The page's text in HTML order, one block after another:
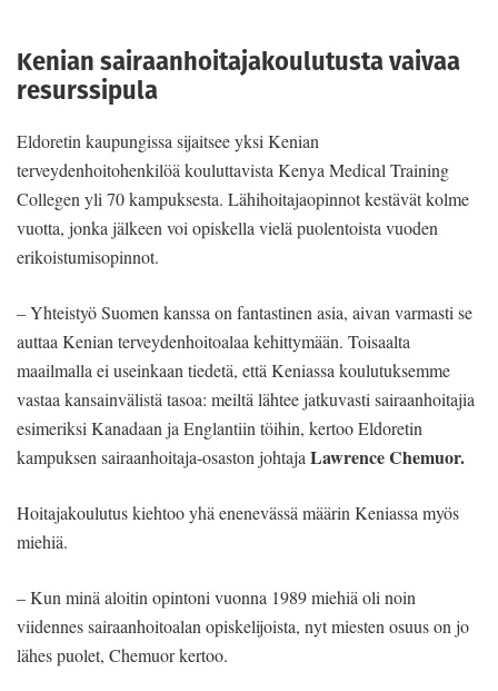
Kenian sairaanhoitajakoulutusta vaivaa
resurssipula
Eldoretin kaupungissa sijaitsee yksi Kenian
terveydenhoitohenkilöä kouluttavista Kenya Medical Training
Collegen yli 70 kampuksesta. Lähihoitajaopinnot kestävät kolme
vuotta, jonka jälkeen voi opiskella vielä puolentoista vuoden
erikoistumisopinnot.
– Yhteistyö Suomen kanssa on fantastinen asia, aivan varmasti se
auttaa Kenian terveydenhoitoalaa kehittymään. Toisaalta
maailmalla ei useinkaan tiedetä, että Keniassa koulutuksemme
vastaa kansainvälistä tasoa: meiltä lähtee jatkuvasti sairaanhoitajia
esimeriksi Kanadaan ja Englantiin töihin, kertoo Eldoretin
kampuksen sairaanhoitaja-osaston johtajaLawrence Chemuor.
Hoitajakoulutus kiehtoo yhä enenevässä määrin Keniassa myös
miehiä.
– Kun minä aloitin opintoni vuonna 1989 miehiä oli noin
viidennes sairaanhoitoalan opiskelijoista, nyt miesten osuus on jo
lähes puolet, Chemuor kertoo.